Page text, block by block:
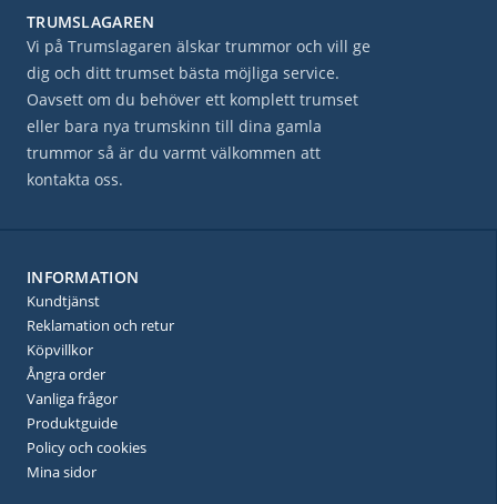
TRUMSLAGAREN
Vi på Trumslagaren älskar trummor och vill ge
dig och ditt trumset bästa möjliga service.
Oavsett om du behöver ett komplett trumset
eller bara nya trumskinn till dina gamla
trummor så är du varmt välkommen att
kontakta oss.
INFORMATION
Kundtjänst
Reklamation och retur
Köpvillkor
Ångra order
Vanliga frågor
Produktguide
Policy och cookies
Mina sidor